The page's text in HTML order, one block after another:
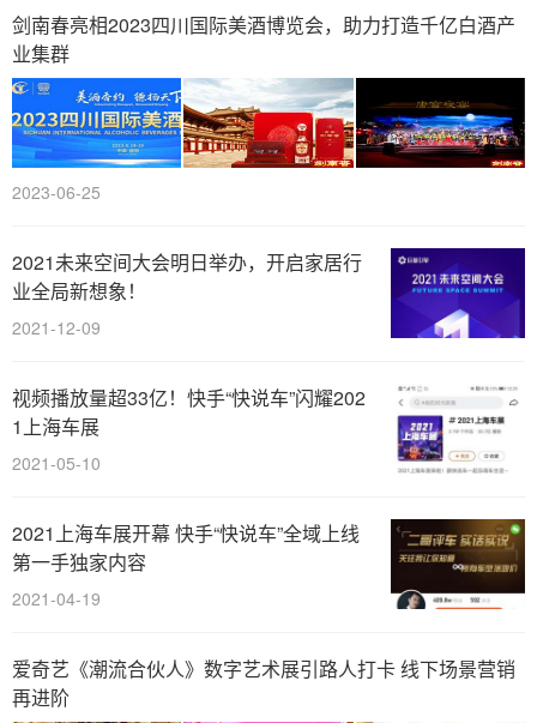
剑南春亮相2023四川国际美酒博览会，助力打造千亿白酒产
业集群
2023-06-25
2021未来空间大会明日举办，开启家居行
业全局新想象！
2021-12-09
视频播放量超33亿！快手“快说车”闪耀202
1上海车展
2021-05-10
2021上海车展开幕 快手“快说车”全域上线
第一手独家内容
2021-04-19
爱奇艺《潮流合伙人》数字艺术展引路人打卡 线下场景营销
再进阶